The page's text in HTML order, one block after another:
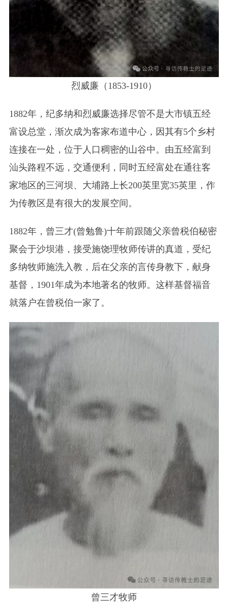
烈威廉（1853-1910）
1882年，纪多纳和烈威廉选择尽管不是大市镇五经
富设总堂，渐次成为客家布道中心，因其有5个乡村
连接在一处，位于人口稠密的山谷中。由五经富到
汕头路程不远，交通便利，同时五经富处在通往客
家地区的三河坝、大埔路上长200英里宽35英里，作
为传教区是有很大的发展空间。
1882年，曾三才(曾勉鲁)十年前跟随父亲曾税伯秘密
聚会于沙坝港，接受施饶理牧师传讲的真道，受纪
多纳牧师施洗入教，后在父亲的言传身教下，献身
基督，1901年成为本地著名的牧师。这样基督福音
就落户在曾税伯一家了。
曾三才牧师